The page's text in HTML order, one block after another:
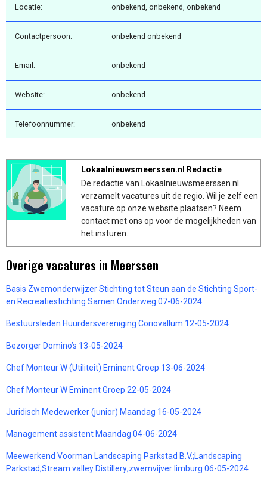
Locatie: onbekend, onbekend, onbekend
Contactpersoon: onbekend onbekend
Email: onbekend
Website: onbekend
Telefoonnummer: onbekend
Lokaalnieuwsmeerssen.nl Redactie
De redactie van Lokaalnieuwsmeerssen.nl
verzamelt vacatures uit de regio. Wil je zelf een
vacature op onze website plaatsen? Neem
contact met ons op voor de mogelijkheden van
het insturen.
Overige vacatures in Meerssen
Basis Zwemonderwijzer Stichting tot Steun aan de Stichting Sport-
en Recreatiestichting Samen Onderweg 07-06-2024
Bestuursleden Huurdersvereniging Coriovallum 12-05-2024
Bezorger Domino’s 13-05-2024
Chef Monteur W (Utiliteit) Eminent Groep 13-06-2024
Chef Monteur W Eminent Groep 22-05-2024
Juridisch Medewerker (junior) Maandag 16-05-2024
Management assistent Maandag 04-06-2024
Meewerkend Voorman Landscaping Parkstad B.V.;Landscaping
Parkstad;Stream valley Distillery;zwemvijver limburg 06-05-2024